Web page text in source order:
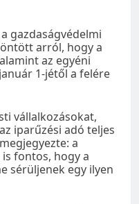
gazdaságvédelmi
arról, hogy a
az egyéni
1-jétől a felére
vállalkozásokat,
iparűzési adó teljes
a
fontos, hogy a
sérüljenek egy ilyen